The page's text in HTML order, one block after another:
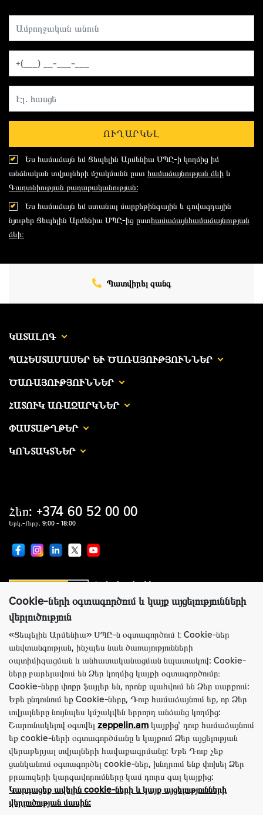
ՈՒՂԱՐԿԵԼ
Ես համաձայն եմ Ցեպելին Արմենիա ՍՊԸ-ի կողմից իմ
անձնական տվյալների մշակմանն ըստ համաձայնության ձևի և
Գաղտնիության քաղաքականության:
Ես համաձայն եմ ստանալ մարքեթինգային և գովազդային
նյութեր Ցեպելին Արմենիա ՍՊԸ-ից ըստհամաձայնհամաձայնության
ձևի։
Պատվիրել զանգ
ԿԱՏԱԼՈԳ
ՊԱՀԵՍՏԱՄԱՍԵՐ ԵՒ ԾԱՌԱՅՈՒԹՅՈՒՆՆԵՐ
ԾԱՌԱՅՈՒԹՅՈՒՆՆԵՐ
ՀԱՏՈՒԿ ԱՌԱՋԱՐԿՆԵՐ
ՓԱՍՏԱԹՂԹԵՐ
ԿՈՆՏԱԿՏՆԵՐ
Համաշխարհային առաջատար
ներկայացուցիչ
Հեռ: +374 60 52 00 00
Երկ.-Ուրբ. 9:00 - 18:00
Կայքի ճիշտ աշխատանքի համար Ցեպելին Արմենիա ընկերությունն
օգտագործում է Cookie-ներ: Այս ֆայլերը պարունակում են տեղեկություններ
կայք՝ Ձեր նախկին այցելությունների մասին: Cookie-ները չեն նույնականացնում
Ձեր անձը: Ամբողջ տեղեկատվությունը լիովին գաղտնի է: Անհրաժեշտության
դեպքում Դուք կարող եք անջատել Cookie-ները բրաուզերի կարգավորումների
միջոցով:
Խնդրում ենք նկատի ունենալ, որ կայքում ներկայացված ողջ տեղեկատվությունը
տեղեկատվական նպատակներով է և ոչ մի դեպքում հանրային առաջարկ չէ, որը
որոշվում է ՀՀ քաղաքացիական օրենսգրքի դրույթներով: Նշված ապրանքների և
(կամ) ծառայությունների առկայության և արժեքի, ակցիաների պայմանների և
ժամանակի մասին մանրամասն տեղեկությունների համար խնդրում ենք կապվել
վաճառքի խորհրդատուների հետ Կոնտակտներ բաժնում նշված
հեռախոսահամարներով:
© 2005–2024 «Ցեպելին Արմենիա» ՍՊԸ: Բոլոր իրավունքները պաշտպանված
Cookie-ների օգտագործում և կայք այցելությունների
վերլուծություն
«Ցեպելին Արմենիա» ՍՊԸ-ն օգտագործում է Cookie-ներ
անվտանգության, ինչպես նաև ծառայությունների
օպտիմիզացման և անհատականացման նպատակով: Cookie-
ները բարելավում են Ձեր կողմից կայքի օգտագործումը։
Cookie-ները փոքր ֆայլեր են, որոնք պահվում են Ձեր սարքում:
Եթե ​​ընդունում եք Cookie-ները, Դուք համաձայնում եք, որ Ձեր
տվյալները նույնպես կմշակվեն երրորդ անձանց կողմից:
Շարունակելով օգտվել zeppelin.am կայքից՝ դուք համաձայնում
եք cookie-ների օգտագործմանը և կայքում Ձեր այցելության
վերաբերյալ տվյալների հավաքագրմանը: Եթե Դուք չեք
ցանկանում օգտագործել cookie-ներ, խնդրում ենք փոխել Ձեր
բրաուզերի կարգավորումները կամ դուրս գալ կայքից:
Կարդացեք ավելին cookie-ների և կայք այցելությունների
վերլուծության մասին: